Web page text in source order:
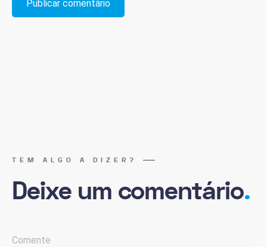
TEM ALGO A DIZER?
Deixe um comentário.
Comente